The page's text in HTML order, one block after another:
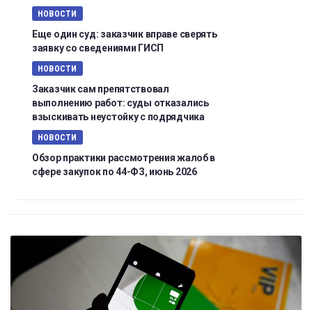
НОВОСТИ
Еще один суд: заказчик вправе сверять
заявку со сведениями ГИСП
НОВОСТИ
Заказчик сам препятствовал
выполнению работ: суды отказались
взыскивать неустойку с подрядчика
НОВОСТИ
Обзор практики рассмотрения жалоб в
сфере закупок по 44-ФЗ, июнь 2026